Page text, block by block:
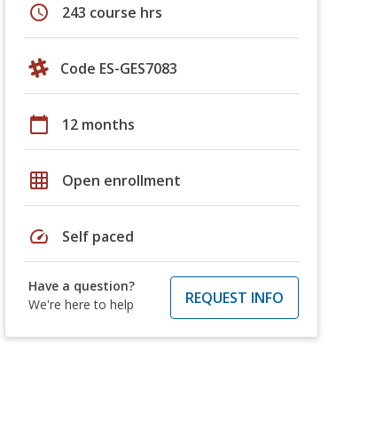
schedule 243 course hrs
Code ES-GES7083
calendar_today 12 months
grid_on Open enrollment
speed Self paced
Have a question?
We're here to help
REQUEST INFO